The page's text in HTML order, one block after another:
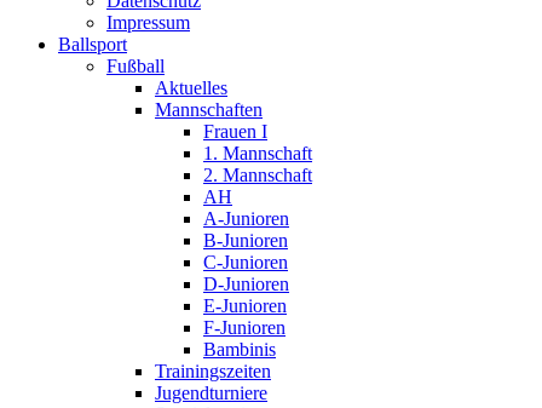
Impressum
Ballsport
Fußball
Aktuelles
Mannschaften
Frauen I
1. Mannschaft
2. Mannschaft
AH
A-Junioren
B-Junioren
C-Junioren
D-Junioren
E-Junioren
F-Junioren
Bambinis
Trainingszeiten
Jugendturniere